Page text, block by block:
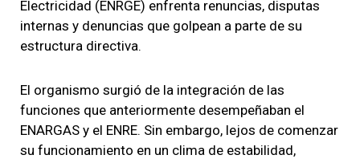
Electricidad (ENRGE) enfrenta renuncias, disputas
internas y denuncias que golpean a parte de su
estructura directiva.
El organismo surgió de la integración de las
funciones que anteriormente desempeñaban el
ENARGAS y el ENRE. Sin embargo, lejos de comenzar
su funcionamiento en un clima de estabilidad,